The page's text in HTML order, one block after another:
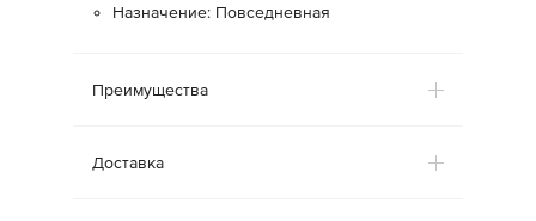
Назначение: Повседневная
Преимущества
Доставка